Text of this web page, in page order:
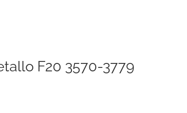
F20 3570-3779